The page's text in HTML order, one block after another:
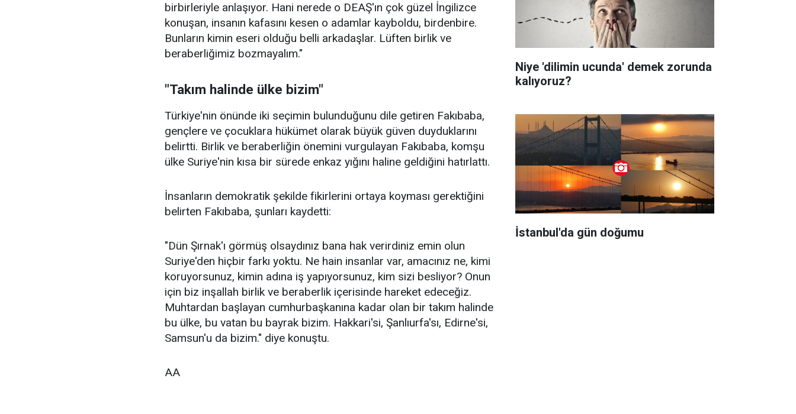
birbirleriyle anlaşıyor. Hani nerede o DEAŞ'ın çok güzel İngilizce
konuşan, insanın kafasını kesen o adamlar kayboldu, birdenbire.
Bunların kimin eseri olduğu belli arkadaşlar. Lüften birlik ve
beraberliğimiz bozmayalım."
"Takım halinde ülke bizim"
Türkiye'nin önünde iki seçimin bulunduğunu dile getiren Fakıbaba,
gençlere ve çocuklara hükümet olarak büyük güven duyduklarını
belirtti. Birlik ve beraberliğin önemini vurgulayan Fakıbaba, komşu
ülke Suriye'nin kısa bir sürede enkaz yığını haline geldiğini hatırlattı.
İnsanların demokratik şekilde fikirlerini ortaya koyması gerektiğini
belirten Fakıbaba, şunları kaydetti:
"Dün Şırnak'ı görmüş olsaydınız bana hak verirdiniz emin olun
Suriye'den hiçbir farkı yoktu. Ne hain insanlar var, amacınız ne, kimi
koruyorsunuz, kimin adına iş yapıyorsunuz, kim sizi besliyor? Onun
için biz inşallah birlik ve beraberlik içerisinde hareket edeceğiz.
Muhtardan başlayan cumhurbaşkanına kadar olan bir takım halinde
bu ülke, bu vatan bu bayrak bizim. Hakkari'si, Şanlıurfa'sı, Edirne'si,
Samsun'u da bizim." diye konuştu.
AA
Niye 'dilimin ucunda' demek zorunda
kalıyoruz?
İstanbul'da gün doğumu